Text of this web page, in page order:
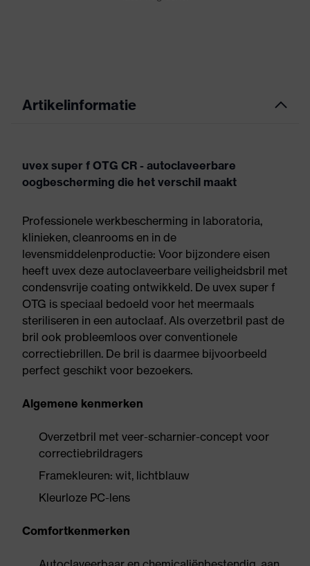
Artikelinformatie
uvex super f OTG CR - autoclaveerbare
oogbescherming die het verschil maakt
Professionele werkbescherming in laboratoria,
klinieken, cleanrooms en in de
levensmiddelenproductie: Voor bijzondere eisen
heeft uvex deze autoclaveerbare veiligheidsbril met
condensvrije coating ontwikkeld. De uvex super f
OTG is speciaal bedoeld voor het meermaals
steriliseren in een autoclaaf. Als overzetbril past de
bril ook probleemloos over conventionele
correctiebrillen. De bril is daarmee bijvoorbeeld
perfect geschikt voor bezoekers.
Algemene kenmerken
Overzetbril met veer-scharnier-concept voor
correctiebrildragers
Framekleuren: wit, lichtblauw
Kleurloze PC-lens
Comfortkenmerken